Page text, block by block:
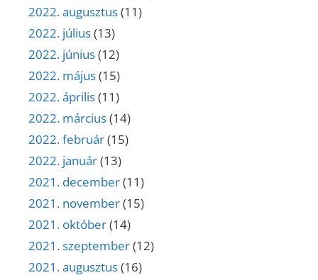
2022. augusztus(11)
2022. július(13)
2022. június(12)
2022. május(15)
2022. április(11)
2022. március(14)
2022. február(15)
2022. január(13)
2021. december(11)
2021. november(15)
2021. október(14)
2021. szeptember(12)
2021. augusztus(16)